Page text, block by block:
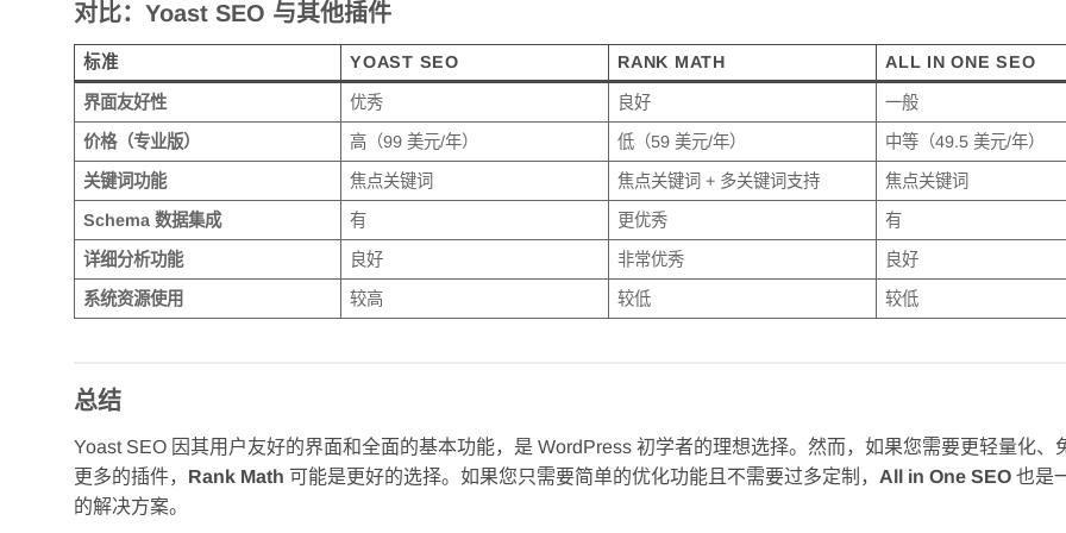
对比：Yoast SEO 与其他插件
标准 YOAST SEO RANK MATH ALL IN ONE SEO
界面友好性 优秀 良好 一般
价格（专业版） 高（99 美元/年） 低（59 美元/年） 中等（49.5 美元/年）
关键词功能 焦点关键词 焦点关键词 + 多关键词支持 焦点关键词
Schema 数据集成 有 更优秀 有
详细分析功能 良好 非常优秀 良好
系统资源使用 较高 较低 较低
总结
Yoast SEO 因其用户友好的界面和全面的基本功能，是 WordPress 初学者的理想选择。然而，如果您需要更轻量化、
更多的插件，
Rank Math 可能是更好的选择。如果您只需要简单的优化功能且不需要过多定制， All in One SEO 也是
的解决方案。